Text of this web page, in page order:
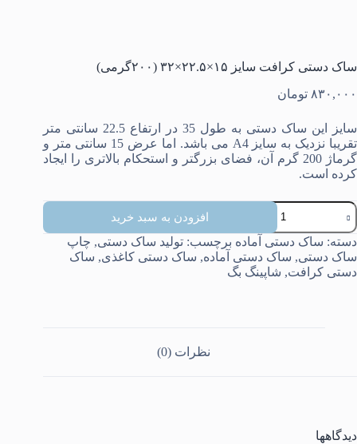
ساک دستی کرافت سایز ۱۵×۲۲.۵×۳۲ (۲۰۰گرمی)
۸۳۰,۰۰۰ تومان
سایز این ساک دستی به طول 35 در ارتفاع 22.5 سانتی متر
تقریبا نزدیک به سایز A4 می باشد. اما عرض 15 سانتی متر و
گرماژ 200 گرم آن، فضای بزرگتر و استحکام بالاتری را ایجاد
کرده است.
ساک
دستی
کرافت
سایز
۱۵×۲۲.۵×۳۲
(۲۰۰گرمی)
افزودن به سبد خرید
دسته: ساک دستی آماده برچسب: تولید ساک دستی, چاپ
ساک دستی, ساک دستی آماده, ساک دستی کاغذی, ساک
دستی کرافت, شاپینگ بگ
نظرات (0)
دیدگاهها